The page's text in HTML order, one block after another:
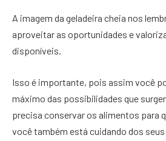
A imagem da geladeira cheia nos
aproveitar as oportunidades e
disponíveis.
Isso é importante, pois assim você
máximo das possibilidades que
precisa conservar os alimentos para
você também está cuidando dos